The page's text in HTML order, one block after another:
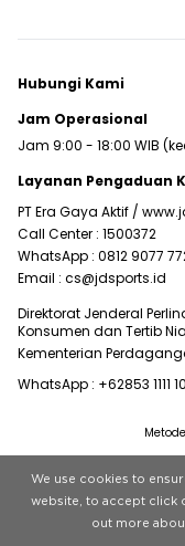
Hubungi Kami
Jam Operasional
Jam 9:00 - 18:00 WIB
Layanan Pengaduan
PT Era Gaya Aktif /
Call Center : 1500372
WhatsApp : 0812 9077
Email : cs@jdsports.id
Direktorat Jenderal
Konsumen dan Tertib
Kementerian
WhatsApp : +62853 1111
Copyright
We use cookies to
website, to accept click
out more